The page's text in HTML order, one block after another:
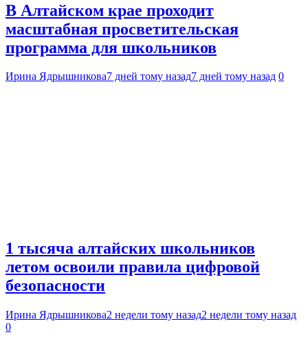
В Алтайском крае проходит
масштабная просветительская
программа для школьников
Ирина Ядрышникова7 дней тому назад7 дней тому назад 0
1 тысяча алтайских школьников
летом освоили правила цифровой
безопасности
Ирина Ядрышникова2 недели тому назад2 недели тому назад
0